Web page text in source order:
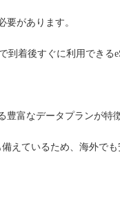
があります。
着後すぐに利用できる
豊富なデータプランが特
えているため、海外でも